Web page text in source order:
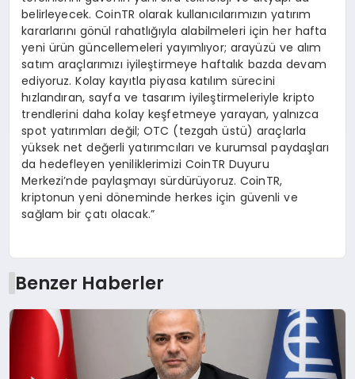
belirleyecek. CoinTR olarak kullanıcılarımızın yatırım
kararlarını gönül rahatlığıyla alabilmeleri için her hafta
yeni ürün güncellemeleri yayımlıyor; arayüzü ve alım
satım araçlarımızı iyileştirmeye haftalık bazda devam
ediyoruz. Kolay kayıtla piyasa katılım sürecini
hızlandıran, sayfa ve tasarım iyileştirmeleriyle kripto
trendlerini daha kolay keşfetmeye yarayan, yalnızca
spot yatırımları değil; OTC (tezgah üstü) araçlarla
yüksek net değerli yatırımcıları ve kurumsal paydaşları
da hedefleyen yeniliklerimizi CoinTR Duyuru
Merkezi’nde paylaşmayı sürdürüyoruz. CoinTR,
kriptonun yeni döneminde herkes için güvenli ve
sağlam bir çatı olacak.”
Benzer Haberler